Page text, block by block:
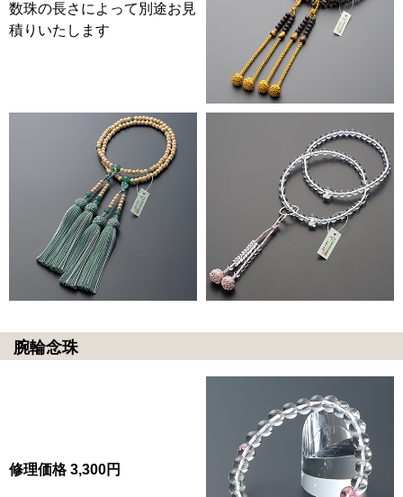
数珠の長さによって別途お見
積りいたします
腕輪念珠
修理価格 3,300円